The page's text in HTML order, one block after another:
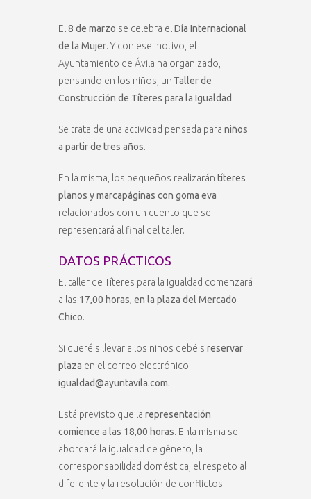
El 8 de marzo se celebra el Día Internacional
de la Mujer. Y con ese motivo, el
Ayuntamiento de Ávila ha organizado,
pensando en los niños, un Taller de
Construcción de Títeres para la Igualdad.
Se trata de una actividad pensada para niños
a partir de tres años.
En la misma, los pequeños realizarán títeres
planos y marcapáginas con goma eva
relacionados con un cuento que se
representará al final del taller.
DATOS PRÁCTICOS
El taller de Títeres para la Igualdad comenzará
a las 17,00 horas, en la plaza del Mercado
Chico.
Si queréis llevar a los niños debéis reservar
plaza en el correo electrónico
igualdad@ayuntavila.com.
Está previsto que la representación
comience a las 18,00 horas. Enla misma se
abordará la igualdad de género, la
corresponsabilidad doméstica, el respeto al
diferente y la resolución de conflictos.